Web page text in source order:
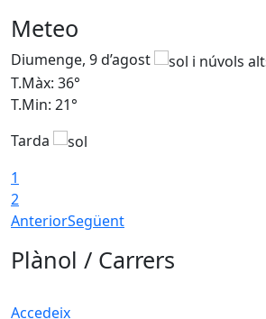
Meteo
Diumenge, 9 d’agost
T.Màx: 36°
T.Min: 21°
Tarda
1
2
AnteriorSegüent
Plànol / Carrers
Accedeix